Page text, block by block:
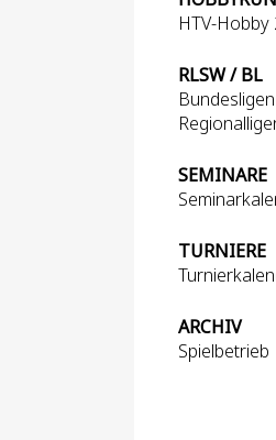
HTV-Hobby
RLSW / BL
Bundesligen
SEMINARE
TURNIERE
ARCHIV
Spielbetrieb